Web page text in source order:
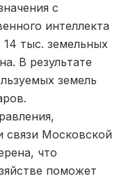
с
интеллекта
тыс. земельных
В результате
земель
связи Московской
что
поможет